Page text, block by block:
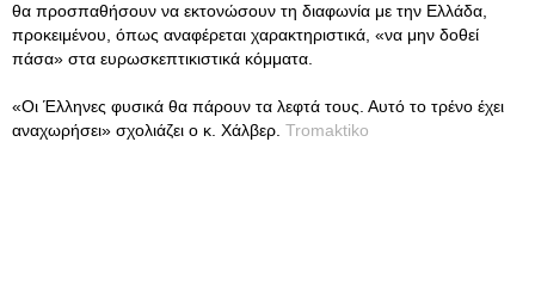
θα προσπαθήσουν να εκτονώσουν τη διαφωνία με την Ελλάδα,
προκειμένου, όπως αναφέρεται χαρακτηριστικά, «να μην δοθεί
πάσα» στα ευρωσκεπτικιστικά κόμματα.
«Οι Έλληνες φυσικά θα πάρουν τα λεφτά τους. Αυτό το τρένο έχει
αναχωρήσει» σχολιάζει ο κ. Χάλβερ. Tromaktiko